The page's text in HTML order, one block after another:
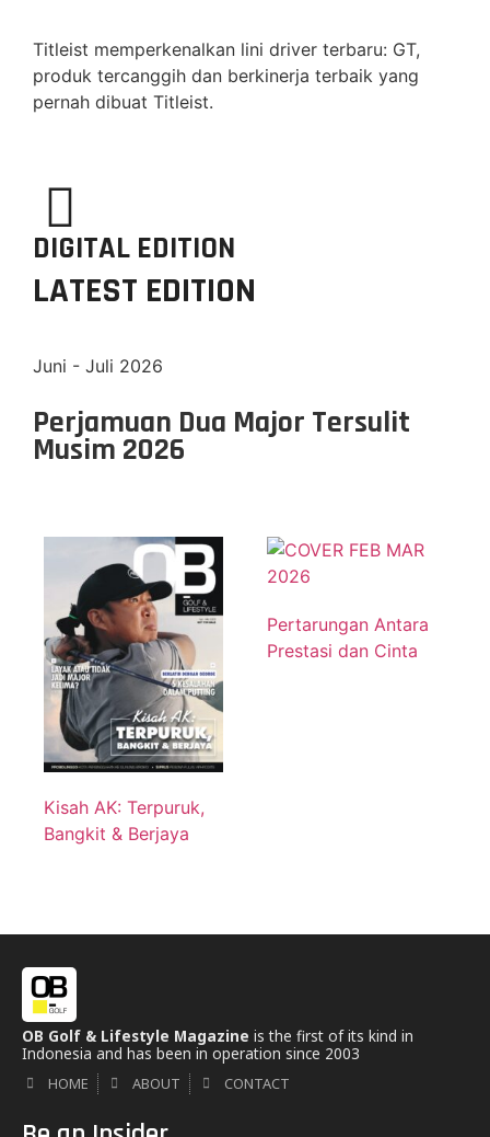
Titleist memperkenalkan lini driver terbaru: GT,
produk tercanggih dan berkinerja terbaik yang
pernah dibuat Titleist.
DIGITAL EDITION
LATEST EDITION
Juni - Juli 2026
Perjamuan Dua Major Tersulit
Musim 2026
Kisah AK: Terpuruk,
Bangkit & Berjaya
Pertarungan Antara
Prestasi dan Cinta
OB Golf & Lifestyle Magazine is the first of its kind in
Indonesia and has been in operation since 2003
HOME ABOUT CONTACT